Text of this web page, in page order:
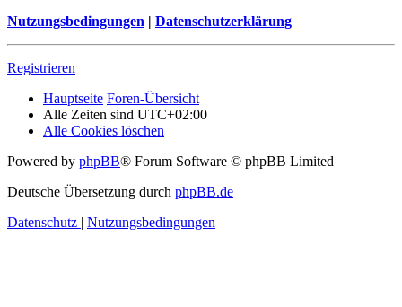
Nutzungsbedingungen | Datenschutzerklärung
Registrieren
Hauptseite Foren-Übersicht
Alle Zeiten sind UTC+02:00
Alle Cookies löschen
Powered by phpBB® Forum Software © phpBB Limited
Deutsche Übersetzung durch phpBB.de
Datenschutz | Nutzungsbedingungen